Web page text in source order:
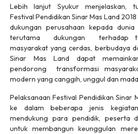
Lebih lanjut Syukur menjelaskan,
Festival Pendidikan Sinar Mas Land
dukungan perusahaan kepada dunia
terutama dukungan terhadap
masyarakat yang cerdas, berbudaya
Sinar Mas Land dapat
pendorong transformasi
modern yang canggih, unggul dan
Pelaksanaan Festival Pendidikan Sinar
ke dalam beberapa jenis
mendukung para pendidik, peserta
untuk membangun keunggulan